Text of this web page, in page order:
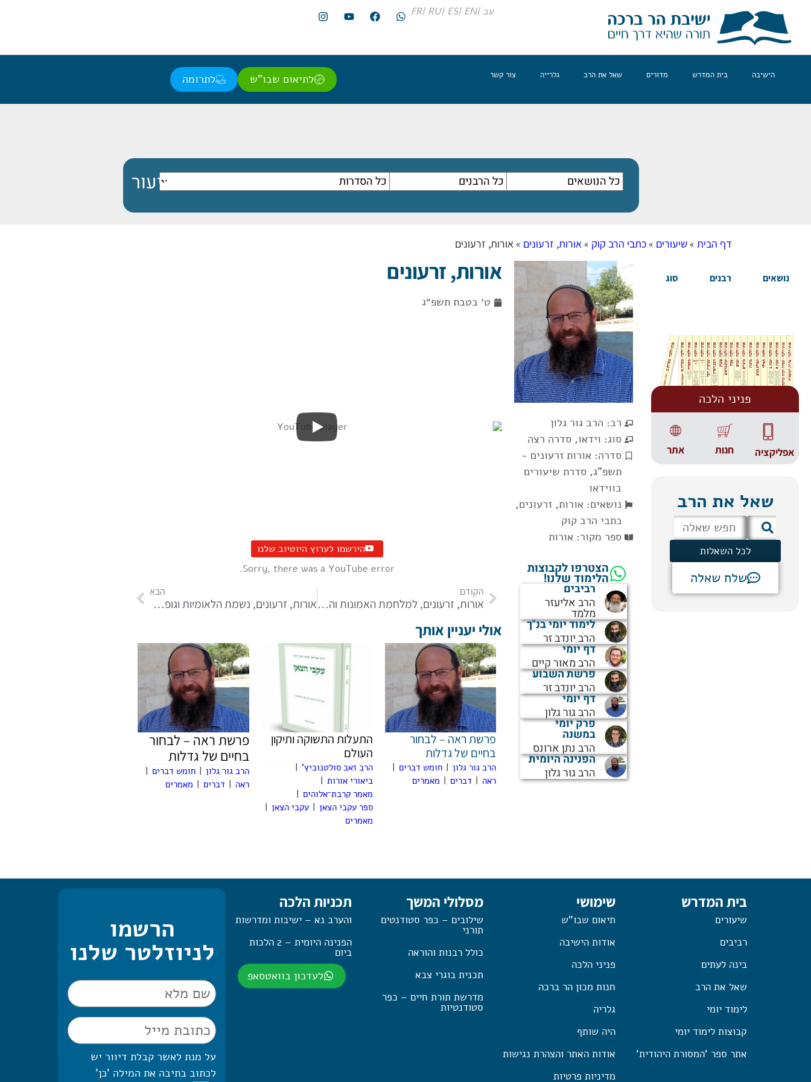
עב |EN |
ES |
RU |
FR
הישיבה בית המדרש מדורים שאל את הרב גלרייה צור קשר לתיאום שבו"ש לתרומה
דף הבית »שיעורים »כתבי הרב קוק »אורות, זרעונים »אורות, זרעונים
נושאים רבנים סוג
פניני הלכה
אתר חנות אפליקציה
שאל את הרב
לכל השאלות
שלח שאלה
רב: הרב גור גלון
סוג: וידאו, סדרה רצה
סדרה: אורות זרעונים -
תשפ"ג, סדרת שיעורים
בווידאו
נושאים: אורות, זרעונים,
כתבי הרב קוק
ספר מקור: אורות
הצטרפו לקבוצות
הלימוד שלנו!
רביבים
הרב אליעזר
מלמד
לימוד יומי בנ"ך
הרב יונדב זר
דף יומי
הרב מאור קיים
פרשת השבוע
הרב יונדב זר
דף יומי
הרב גור גלון
פרק יומי
במשנה
הרב נתן ארונס
הפנינה היומית
הרב גור גלון
אורות, זרעונים
ט׳ בטבת תשפ״ג
הירשמו לערוץ היוטיוב שלנו
Sorry, there was a YouTube error.
הקודם
אורות, זרעונים, למלחמת האמונות והדעות
הבא
אורות, זרעונים, נשמת הלאומיות וגופה חלק א
אולי יעניין אותך
פרשת ראה – לבחור
בחיים של גדלות
הרב גור גלון | חומש דברים |
ראה | דברים | מאמרים
התעלות התשוקה ותיקון
העולם
הרב זאב סולטנוביץ' |
ביאורי אורות |
מאמר קרבת־אלוהים |
ספר עקבי הצאן | עקבי הצאן |
מאמרים
פרשת ראה – לבחור
בחיים של גדלות
הרב גור גלון | חומש דברים |
ראה | דברים | מאמרים
בית המדרש
שיעורים
רביבים
בינה לעתים
שאל את הרב
לימוד יומי
קבוצות לימוד יומי
אתר ספר 'המסורת היהודית'
שימושי
תיאום שבו"ש
אודות הישיבה
פניני הלכה
חנות מכון הר ברכה
גלריה
היה שותף
אודות האתר והצהרת נגישות
מדיניות פרטיות
מסלולי המשך
שילובים – כפר סטודנטים
תורני
כולל רבנות והוראה
תכנית בוגרי צבא
מדרשת תורת חיים – כפר
סטודנטיות
תכניות הלכה
והערב נא – ישיבות ומדרשות
הפנינה היומית – 2 הלכות
ביום
לעדכון בוואטסאפ
הרשמו
לניוזלטר שלנו
על מנת לאשר קבלת דיוור יש
לכתוב בתיבה את המילה 'כן'